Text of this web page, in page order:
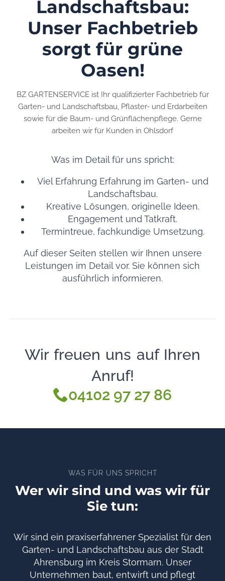
Landschaftsbau:
Unser Fachbetrieb
sorgt für grüne
Oasen!
BZ GARTENSERVICE ist Ihr qualifizierter Fachbetrieb für
Garten- und Landschaftsbau, Pflaster- und Erdarbeiten
sowie für die Baum- und Grünflächenpflege. Gerne
arbeiten wir für Kunden in Ohlsdorf
Was im Detail für uns spricht:
Viel Erfahrung Erfahrung im Garten- und
Landschaftsbau.
Kreative Lösungen, originelle Ideen.
Engagement und Tatkraft.
Termintreue, fachkundige Umsetzung.
Auf dieser Seiten stellen wir Ihnen unsere
Leistungen im Detail vor. Sie können sich
ausführlich informieren.
Wir freuen uns auf Ihren
Anruf!
04102 97 27 86
WAS FÜR UNS SPRICHT
Wer wir sind und was wir für
Sie tun:
Wir sind ein praxiserfahrener Spezialist für den
Garten- und Landschaftsbau aus der Stadt
Ahrensburg im Kreis Stormarn. Unser
Unternehmen baut, entwirft und pflegt